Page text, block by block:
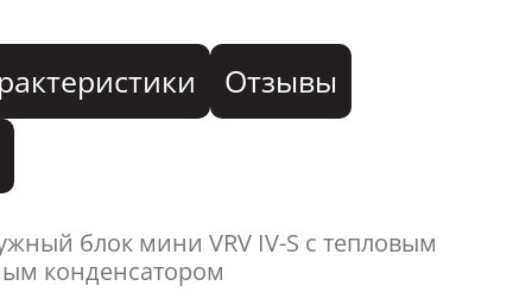
Отзывы
блок мини VRV IV-S с тепловым
конденсатором